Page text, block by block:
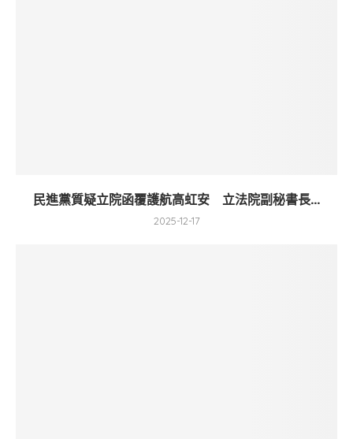
民進黨質疑立院函覆護航高虹安 立法院副秘書長...
2025-12-17